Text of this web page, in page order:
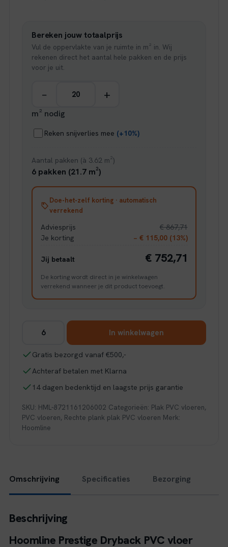
€ 39,95.€ 33,96.
Bereken jouw totaalprijs
Vul de oppervlakte van je ruimte in m² in. Wij
rekenen direct het aantal hele pakken en de prijs
voor je uit.
− +
m² nodig
Reken snijverlies mee (+10%)
Aantal pakken (à 3.62 m²)
6 pakken (21.7 m²)
Doe-het-zelf korting · automatisch
verrekend
Adviesprijs
€ 867,71
Je korting
− € 115,00 (13%)
Jij betaalt € 752,71
De korting wordt direct in je winkelwagen
verrekend wanneer je dit product toevoegt.
Prestige
Dryback
Cannes
5052
In winkelwagen
Gratis bezorgd vanaf €500,-
Achteraf betalen met Klarna
14 dagen bedenktijd en laagste prijs garantie
SKU: HML-8721161206002 Categorieën: Plak PVC vloeren,
PVC vloeren, Rechte plank plak PVC vloeren Merk:
Hoomline
Omschrijving Specificaties Bezorging
Beschrijving
Hoomline Prestige Dryback PVC vloer